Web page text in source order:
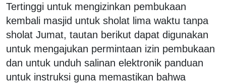
Tertinggi untuk mengizinkan pembukaan
kembali masjid untuk sholat lima waktu tanpa
sholat Jumat, tautan berikut dapat digunakan
untuk mengajukan permintaan izin pembukaan
dan untuk unduh salinan elektronik panduan
untuk instruksi guna memastikan bahwa